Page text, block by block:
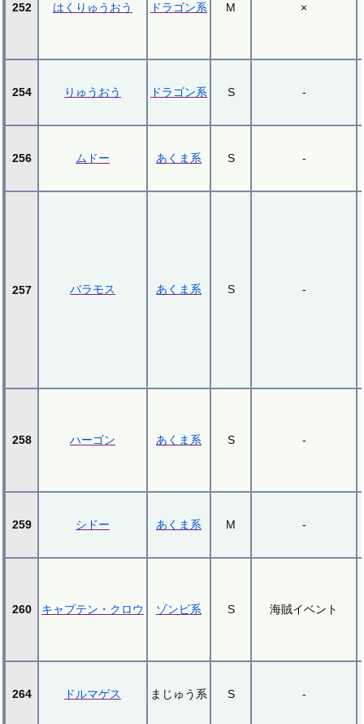
252 はくりゅうおう ドラゴン系 M ×
254 りゅうおう ドラゴン系 S -
256 ムドー あくま系 S -
257 バラモス あくま系 S -
258 ハーゴン あくま系 S -
259 シドー あくま系 M -
260 キャプテン・クロウ ゾンビ系 S 海賊イベント
264 ドルマゲス まじゅう系 S -